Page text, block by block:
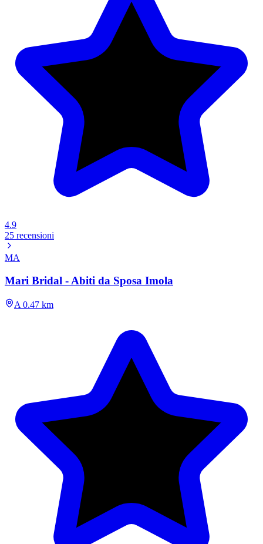
4.9
25 recensioni
MA
Mari Bridal - Abiti da Sposa Imola
A 0.47 km